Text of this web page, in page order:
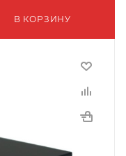
В КОРЗИНУ